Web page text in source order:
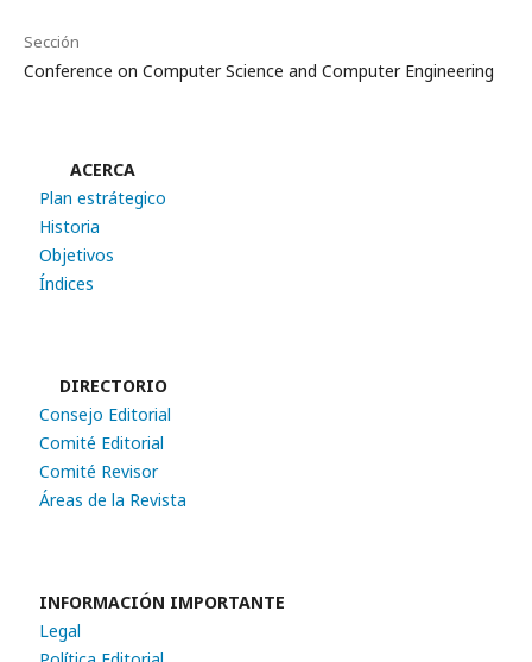
Sección
Conference on Computer Science and Computer Engineering
ACERCA
Plan estrátegico
Historia
Objetivos
Índices
DIRECTORIO
Consejo Editorial
Comité Editorial
Comité Revisor
Áreas de la Revista
INFORMACIÓN IMPORTANTE
Legal